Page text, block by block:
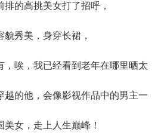
的高挑美女打了招呼，
秀美，身穿长裙，
唉，我已经看到老年在哪里晒太
越的他，会像影视作品中的男主一
女，走上人生巅峰！